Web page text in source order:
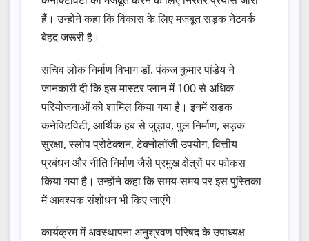
हैं। उन्होंने कहा कि विकास के लिए मजबूत सड़क नेटवर्क
बेहद जरूरी है।
सचिव लोक निर्माण विभाग डॉ. पंकज कुमार पांडेय ने
जानकारी दी कि इस मास्टर प्लान में 100 से अधिक
परियोजनाओं को शामिल किया गया है। इनमें सड़क
कनेक्टिविटी, आर्थिक हब से जुड़ाव, पुल निर्माण, सड़क
सुरक्षा, स्लोप प्रोटेक्शन, टेक्नोलॉजी उपयोग, वित्तीय
प्रबंधन और नीति निर्माण जैसे प्रमुख क्षेत्रों पर फोकस
किया गया है। उन्होंने कहा कि समय-समय पर इस पुस्तिका
में आवश्यक संशोधन भी किए जाएंगे।
कार्यक्रम में अवस्थापना अनुश्रवण परिषद के उपाध्यक्ष